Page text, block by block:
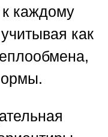
каждому
как